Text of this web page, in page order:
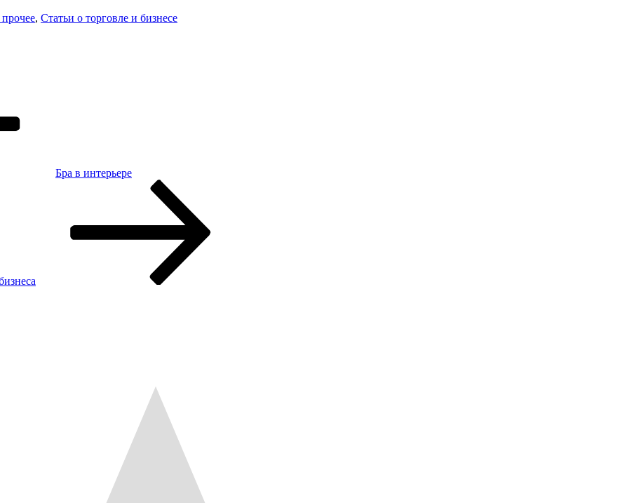
, Статьи о торговле и бизнесе
Бра в интерьере